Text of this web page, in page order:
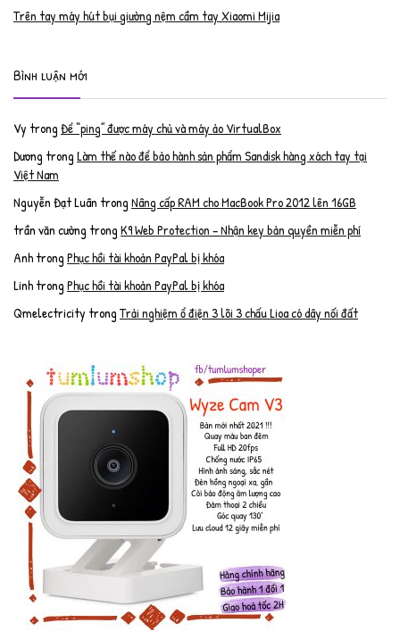
Trên tay máy hút bụi giường nệm cầm tay Xiaomi Mijia
Bình luận mới
Vy trongĐể “ping” được máy chủ và máy ảo VirtualBox
Dương trongLàm thế nào để bảo hành sản phẩm Sandisk hàng xách tay tại
Việt Nam
Nguyễn Đạt Luân trongNâng cấp RAM cho MacBook Pro 2012 lên 16GB
trần văn cường trongK9 Web Protection – Nhận key bản quyền miễn phí
AnhtrongPhục hồi tài khoản PayPal bị khóa
LinhtrongPhục hồi tài khoản PayPal bị khóa
Qmelectricity trongTrải nghiệm ổ điện 3 lõi 3 chấu Lioa có dây nối đất